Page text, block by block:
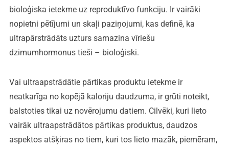
bioloģiska ietekme uz reproduktīvo funkciju. Ir vairāki
nopietni pētījumi un skaļi paziņojumi, kas definē, ka
ultrapārstrādāts uzturs samazina vīriešu
dzimumhormonus tieši – bioloģiski.
Vai ultraapstrādātie pārtikas produktu ietekme ir
neatkarīga no kopējā kaloriju daudzuma, ir grūti noteikt,
balstoties tikai uz novērojumu datiem. Cilvēki, kuri lieto
vairāk ultraapstrādātos pārtikas produktus, daudzos
aspektos atšķiras no tiem, kuri tos lieto mazāk, piemēram,